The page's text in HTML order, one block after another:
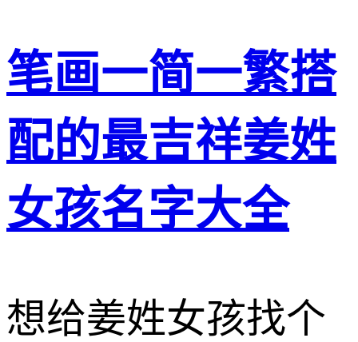
笔画一简一繁搭
配的最吉祥姜姓
女孩名字大全
想给姜姓女孩找个